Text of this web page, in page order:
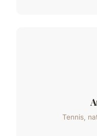
Tennis,